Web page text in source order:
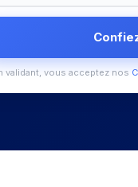
validant, vous acceptez nos